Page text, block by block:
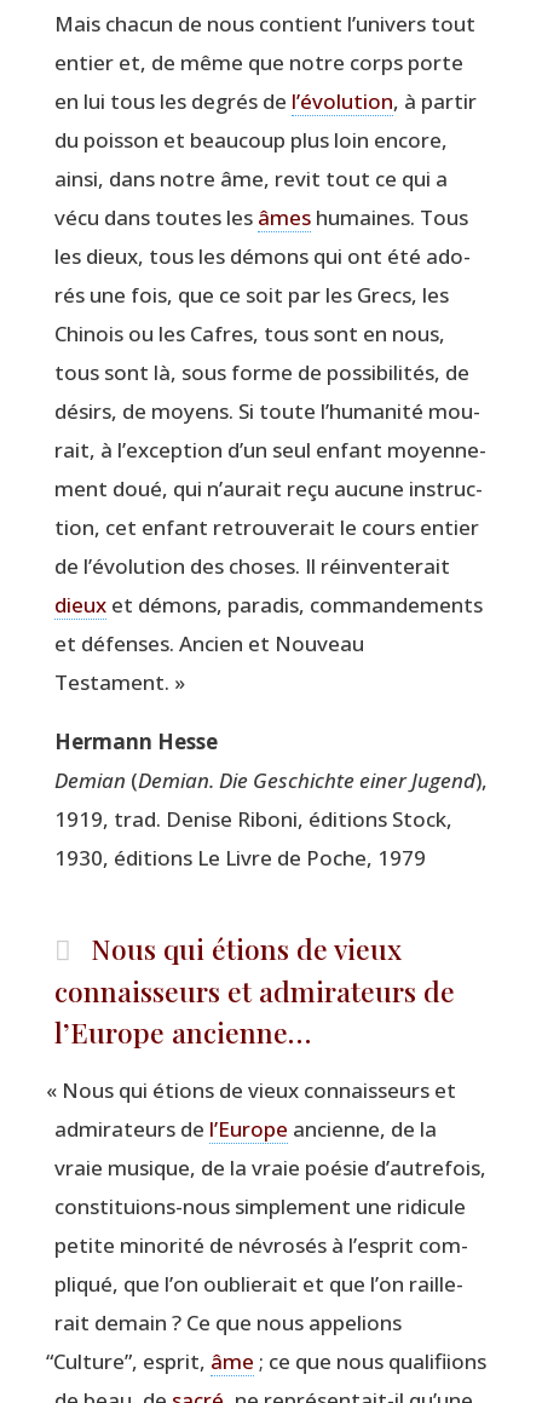
Mais cha­cun de nous contient l’u­ni­vers tout
entier et, de même que notre corps porte
en lui tous les degrés de l’é­vo­lu­tion, à par­tir
du pois­son et beau­coup plus loin encore,
ain­si, dans notre âme, revit tout ce qui a
vécu dans toutes les âmeshumaines. Tous
les dieux, tous les démons qui ont été ado­
rés une fois, que ce soit par les Grecs, les
Chi­nois ou les Cafres, tous sont en nous,
tous sont là, sous forme de pos­si­bi­li­tés, de
dési­rs, de moyens. Si toute l’hu­ma­ni­té mou­
rait, à l’ex­cep­tion d’un seul enfant moyen­ne­
ment doué, qui n’au­rait reçu aucune ins­truc­
tion, cet enfant retrou­ve­rait le cours entier
de l’é­vo­lu­tion des choses. Il réin­ven­te­rait
dieuxet démons, para­dis, com­man­de­ments
et défenses. Ancien et Nou­veau
Testament. »
Her­mann Hesse
Demian (Demian. Die Ges­chichte einer Jugend),
1919, trad. Denise Ribo­ni, édi­tions Stock,
1930, édi­tions Le Livre de Poche, 1979
Nous qui étions de vieux
connaisseurs et admirateurs de
l’Europe ancienne…
« Nous qui étions de vieux connais­seurs et
admi­ra­teurs de l’Eu­rope ancienne, de la
vraie musique, de la vraie poé­sie d’au­tre­fois,
consti­tuions-nous sim­ple­ment une ridi­cule
petite mino­ri­té de névro­sés à l’es­prit com­
pli­qué, que l’on oublie­rait et que l’on raille­
rait demain ? Ce que nous appe­lions
“Culture”, esprit, âme ; ce que nous qua­li­fiions